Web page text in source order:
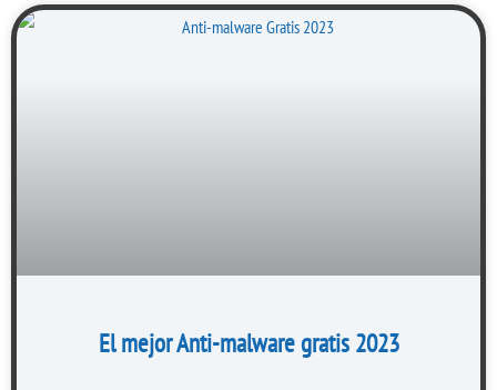
El mejor Anti-malware gratis 2023